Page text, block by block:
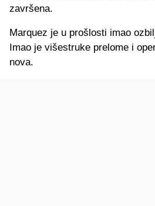
završena.
Marquez je u prošlosti imao
Imao je višestruke prelome i
nova.